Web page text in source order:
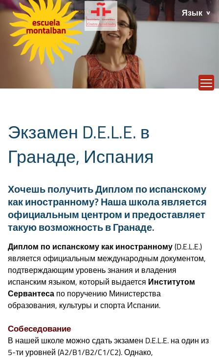
Язык
Экзамен D.E.L.E. в
Гранаде, Испания
Хочешь получить Диплом по испанскому
как иностранному? Наша школа является
официальным центром и предоставляет
такую возможность в Гранаде.
Диплом по испанскому как иностранному(D.E.L.E.)
является официальным международным документом,
подтверждающим уровень знания и владения
испанским языком, который выдается Институтом
Сервантеса по поручению Министерства
образования, культуры и спорта Испании.
Собеседование
В нашей школе можно сдать экзамен D.E.L.E. на один из
5-ти уровней (A2/B1/B2/C1/C2). Однако,